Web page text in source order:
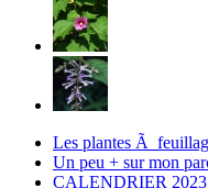
Les plantes Ã
Un peu + sur mon
CALENDRIER 2023